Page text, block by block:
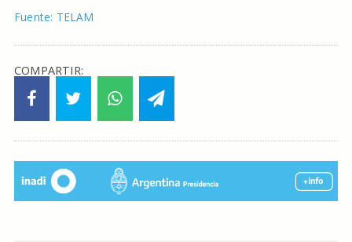
Fuente: TELAM
COMPARTIR: